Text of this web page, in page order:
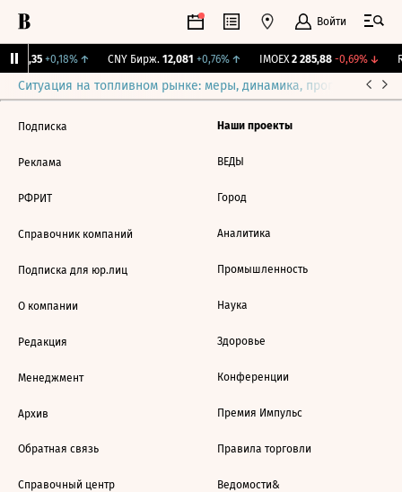
Войти
115,35 +0,18%↑ CNY Бирж. 12,081 +0,76%↑ IMOEX 2 285,88 -0,69%↓
Ситуация на топливном рынке: меры, динамика, прогнозы
Подписка
Реклама
РФРИТ
Справочник компаний
Подписка для юр.лиц
О компании
Редакция
Менеджмент
Архив
Обратная связь
Справочный центр
Наши проекты
ВЕДЫ
Город
Аналитика
Промышленность
Наука
Здоровье
Конференции
Премия Импульс
Правила торговли
Ведомости&